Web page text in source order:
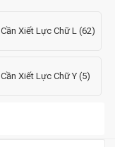
Cần Xiết Lực Chữ L (62)
Cần Xiết Lực Chữ Y (5)